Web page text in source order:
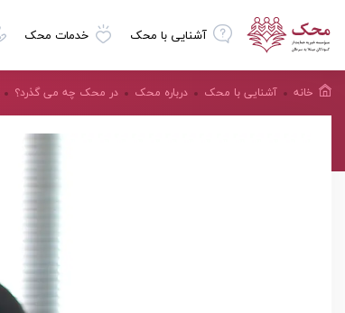
آشنایی با محک خدمات محک
خانه آشنایی با محک درباره محک در محک چه می گذرد؟